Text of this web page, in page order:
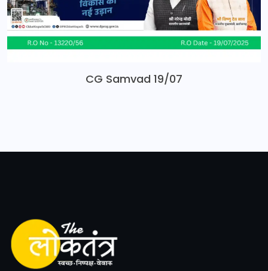
CG Samvad 19/07